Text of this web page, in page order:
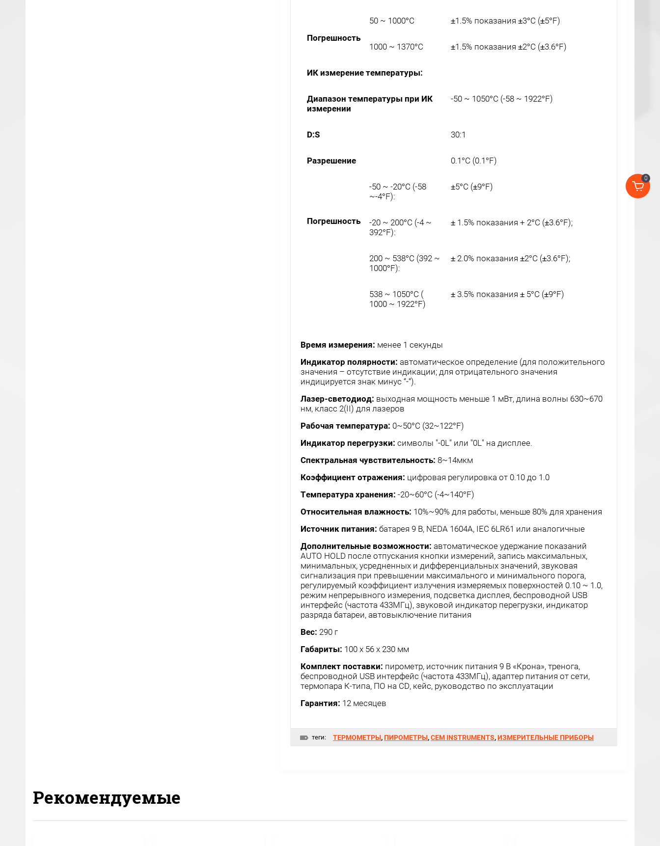
Погрешность
50 ~ 1000°C ±1.5% показания ±3°C (±5°F)
1000 ~ 1370°C ±1.5% показания ±2°C (±3.6°F)
ИК измерение температуры:
Диапазон температуры при ИК
измерении
-50 ~ 1050°C (-58 ~ 1922°F)
D:S 30:1
Разрешение 0.1°C (0.1°F)
Погрешность
-50 ~ -20°C (-58
~-4°F):
±5°C (±9°F)
-20 ~ 200°C (-4 ~
392°F):
± 1.5% показания + 2°C (±3.6°F);
200 ~ 538°C (392 ~
1000°F):
± 2.0% показания ±2°C (±3.6°F);
538 ~ 1050°C (
1000 ~ 1922°F)
± 3.5% показания ± 5°C (±9°F)
Время измерения: менее 1 секунды
Индикатор полярности: автоматическое определение (для положительного
значения – отсутствие индикации; для отрицательного значения
индицируется знак минус “-“).
Лазер-светодиод: выходная мощность меньше 1 мВт, длина волны 630~670
нм, класс 2(II) для лазеров
Рабочая температура: 0~50°C (32~122°F)
Индикатор перегрузки: символы "-0L" или "0L" на дисплее.
Спектральная чувствительность: 8~14мкм
Коэффициент отражения: цифровая регулировка от 0.10 до 1.0
Температура хранения: -20~60°C (-4~140°F)
Относительная влажность: 10%~90% для работы, меньше 80% для хранения
Источник питания: батарея 9 В, NEDA 1604A, IEC 6LR61 или аналогичные
Дополнительные возможности: автоматическое удержание показаний
AUTO HOLD после отпускания кнопки измерений, запись максимальных,
минимальных, усредненных и дифференциальных значений, звуковая
сигнализация при превышении максимального и минимального порога,
регулируемый коэффициент излучения измеряемых поверхностей 0.10 ~ 1.0,
режим непрерывного измерения, подсветка дисплея, беспроводной USB
интерфейс (частота 433МГц), звуковой индикатор перегрузки, индикатор
разряда батареи, автовыключение питания
Вес: 290 г
Габариты: 100 x 56 x 230 мм
Комплект поставки: пирометр, источник питания 9 В «Крона», тренога,
беспроводной USB интерфейс (частота 433МГц), адаптер питания от сети,
термопара К-типа, ПО на CD, кейс, руководство по эксплуатации
Гарантия: 12 месяцев
теги: ТЕРМОМЕТРЫ, ПИРОМЕТРЫ,CEM INSTRUMENTS,ИЗМЕРИТЕЛЬНЫЕ ПРИБОРЫ
Рекомендуемые
0